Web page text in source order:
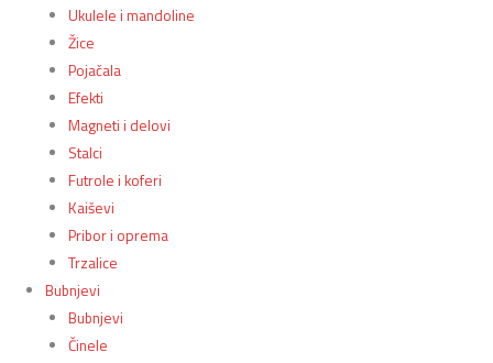
Ukulele i mandoline
Žice
Pojačala
Efekti
Magneti i delovi
Stalci
Futrole i koferi
Kaiševi
Pribor i oprema
Trzalice
Bubnjevi
Bubnjevi
Činele